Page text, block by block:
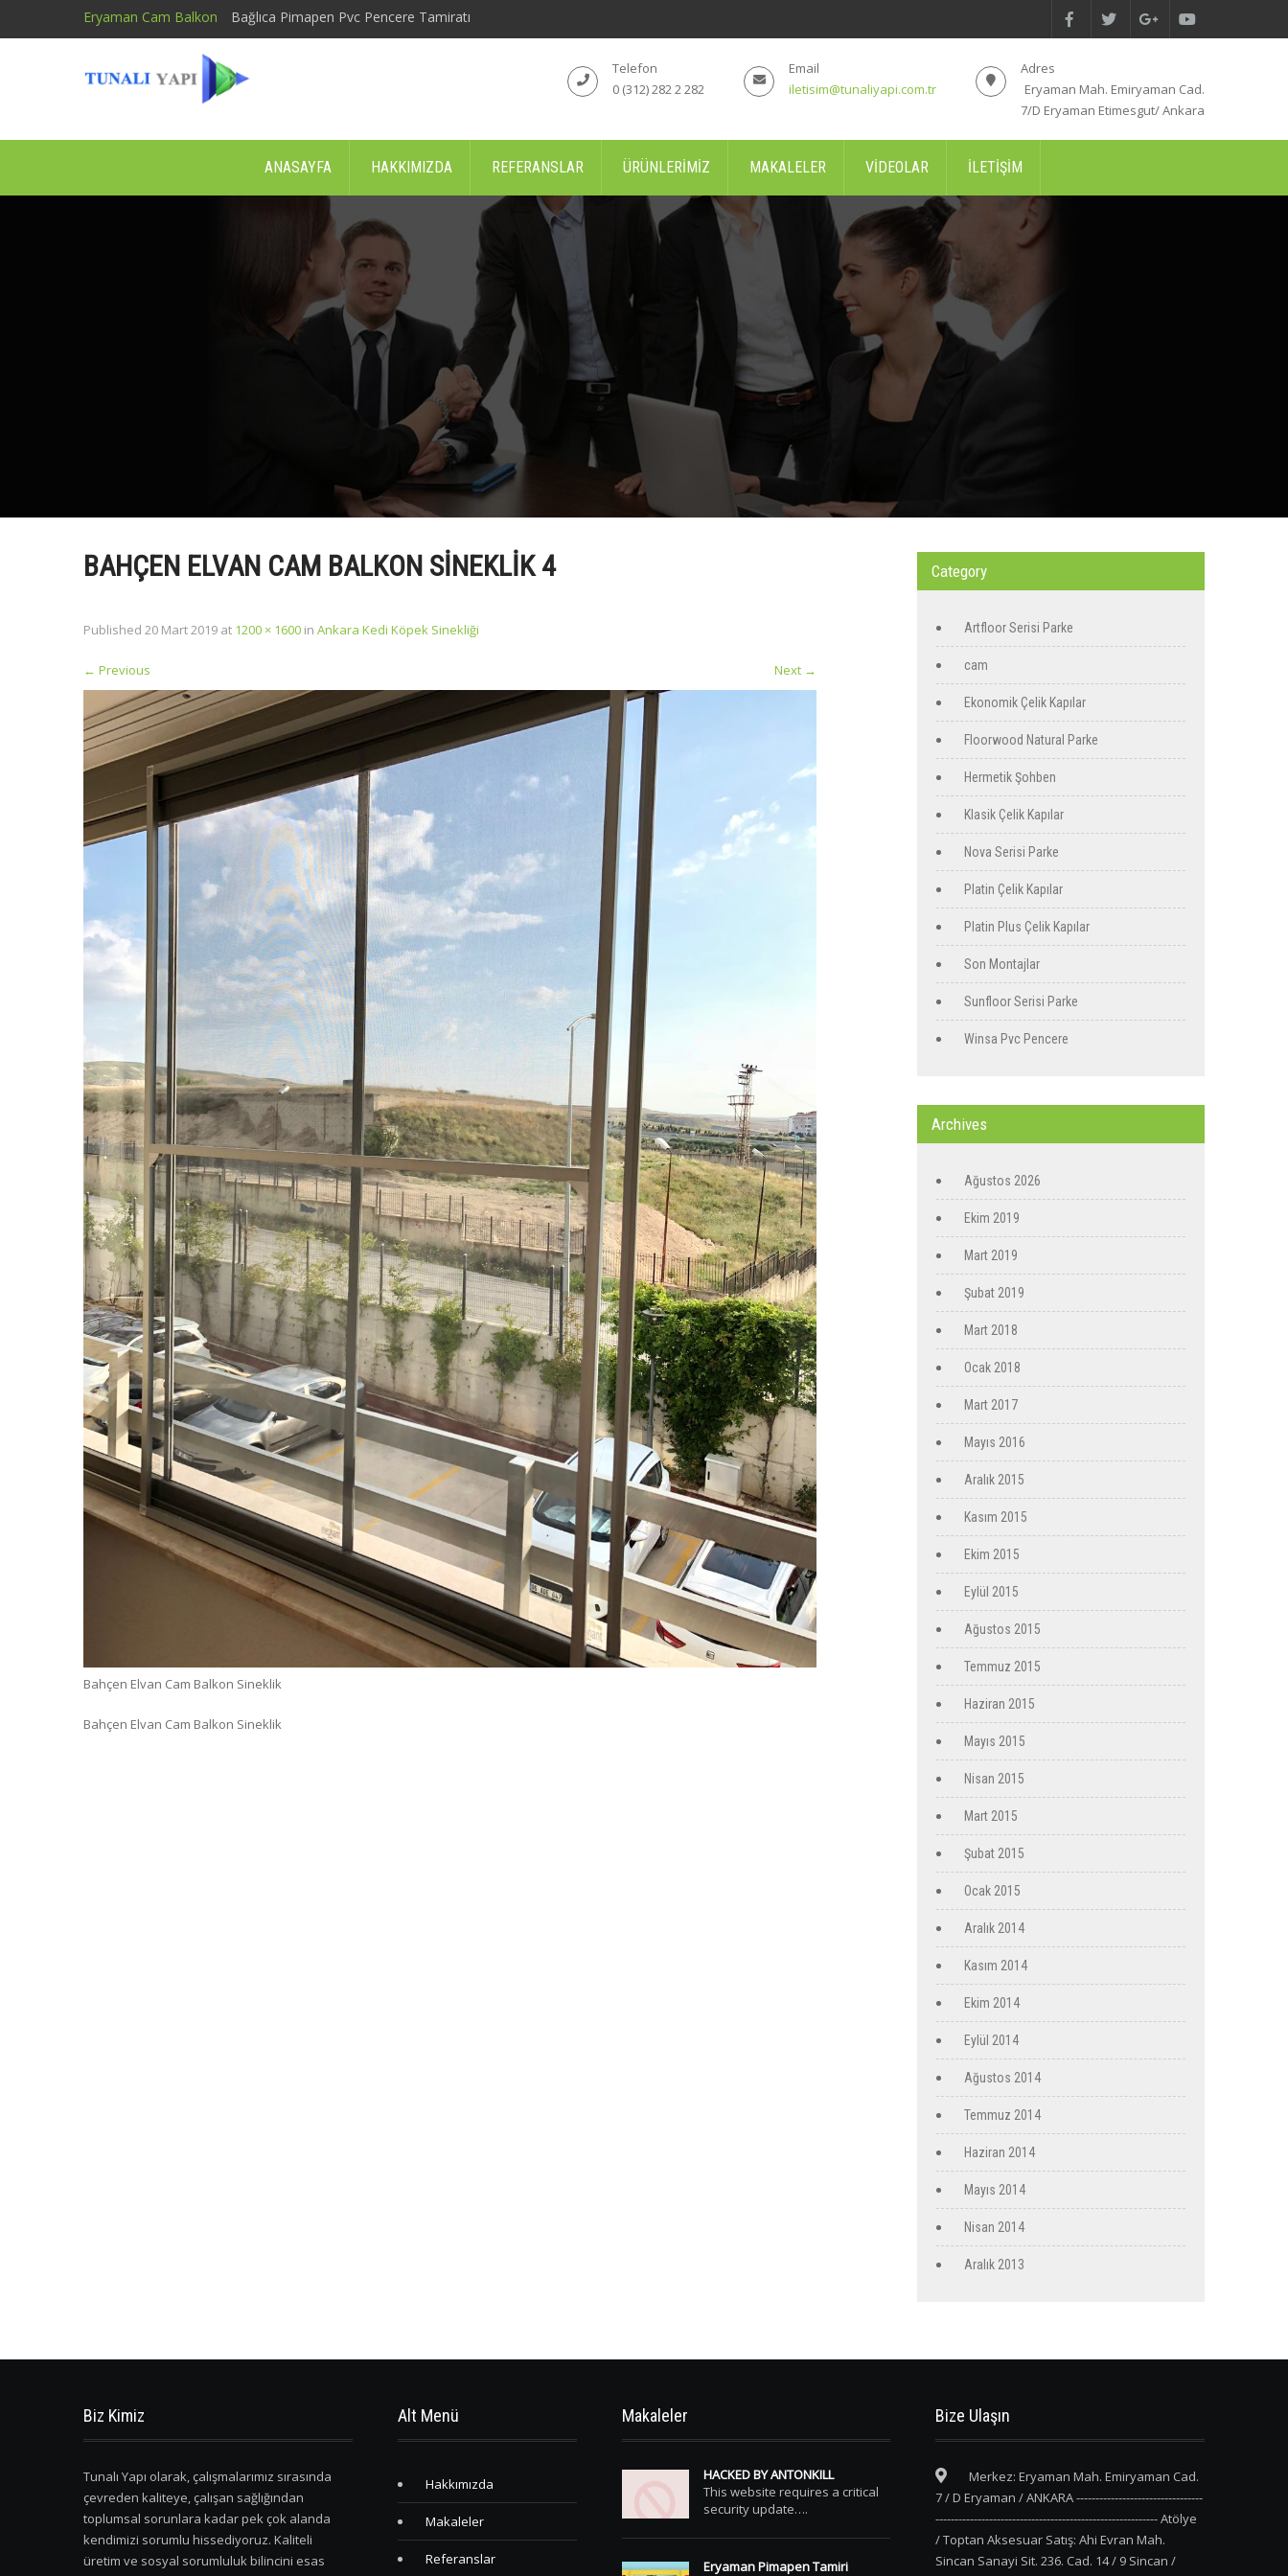
Eryaman Cam Balkon Bağlıca Pimapen Pvc Pencere Tamiratı
Adres
Eryaman Mah. Emiryaman Cad.
7/D Eryaman Etimesgut/ Ankara
Email
iletisim@tunaliyapi.com.tr
Telefon
0 (312) 282 2 282
ANASAYFA HAKKIMIZDA REFERANSLAR ÜRÜNLERIMIZ MAKALELER VIDEOLAR İLETIŞIM
BAHÇEN ELVAN CAM BALKON SINEKLIK 4
Published 20 Mart 2019 at 1200 × 1600 in Ankara Kedi Köpek Sinekliği
← Previous Next →
Bahçen Elvan Cam Balkon Sineklik
Bahçen Elvan Cam Balkon Sineklik
Category
Artfloor Serisi Parke
cam
Ekonomik Çelik Kapılar
Floorwood Natural Parke
Hermetik Şohben
Klasik Çelik Kapılar
Nova Serisi Parke
Platin Çelik Kapılar
Platin Plus Çelik Kapılar
Son Montajlar
Sunfloor Serisi Parke
Winsa Pvc Pencere
Archives
Ağustos 2026
Ekim 2019
Mart 2019
Şubat 2019
Mart 2018
Ocak 2018
Mart 2017
Mayıs 2016
Aralık 2015
Kasım 2015
Ekim 2015
Eylül 2015
Ağustos 2015
Temmuz 2015
Haziran 2015
Mayıs 2015
Nisan 2015
Mart 2015
Şubat 2015
Ocak 2015
Aralık 2014
Kasım 2014
Ekim 2014
Eylül 2014
Ağustos 2014
Temmuz 2014
Haziran 2014
Mayıs 2014
Nisan 2014
Aralık 2013
Biz Kimiz
Tunalı Yapı olarak, çalışmalarımız sırasında
çevreden kaliteye, çalışan sağlığından
toplumsal sorunlara kadar pek çok alanda
kendimizi sorumlu hissediyoruz. Kaliteli
üretim ve sosyal sorumluluk bilincini esas
Alt Menü
Hakkımızda
Makaleler
Referanslar
Makaleler
HACKED BY ANTONKILL
This website requires a critical
security update….
Eryaman Pimapen Tamiri
Bize Ulaşın
Merkez: Eryaman Mah. Emiryaman Cad.
7 / D Eryaman / ANKARA ---------------------------------
---------------------------------------------------------- Atölye
/ Toptan Aksesuar Satış: Ahi Evran Mah.
Sincan Sanayi Sit. 236. Cad. 14 / 9 Sincan /